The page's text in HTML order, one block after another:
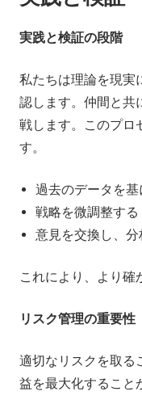
実践と検証の段階
私たちは理論を現実
認します。仲間と共
戦します。このプロ
す。
過去のデータを
戦略を微調整する
意見を交換し、
これにより、より確
リスク管理の重要性
適切なリスクを取る
益を最大化すること